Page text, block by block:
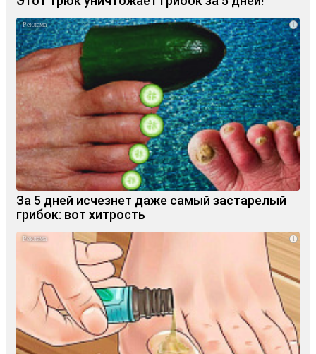
i
За 5 дней исчезнет даже самый застарелый
грибок: вот хитрость
i